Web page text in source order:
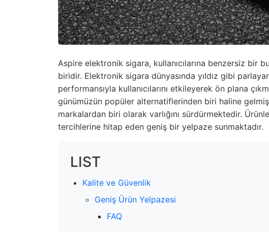
Aspire elektronik sigara, kullanıcılarına benzersiz bir
biridir. Elektronik sigara dünyasında yıldız gibi
performansıyla kullanıcılarını etkileyerek ön plana
günümüzün popüler alternatiflerinden biri haline
markalardan biri olarak varlığını sürdürmektedir.
tercihlerine hitap eden geniş bir yelpaze sunmaktadır.
LIST
Kalite ve Güvenlik
Geniş Ürün Yelpazesi
FAQ